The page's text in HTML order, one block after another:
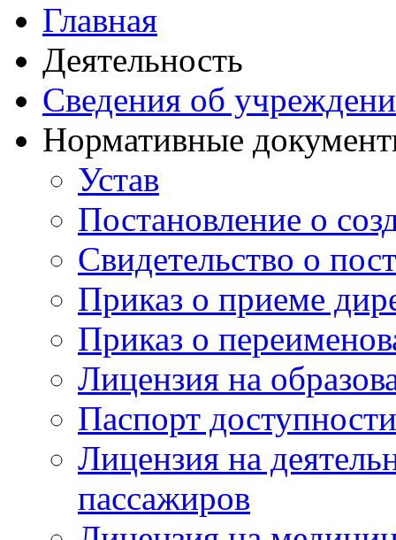
Главная
Деятельность
Сведения об
Нормативные
Устав
Постановление о
Свидетельство о
Приказ о приеме
Приказ о
Лицензия на
Паспорт доступности
Лицензия на
пассажиров